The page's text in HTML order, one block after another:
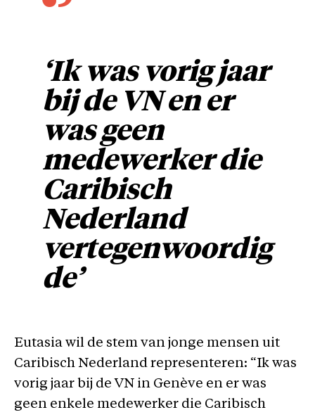
‘Ik was vorig jaar
bij de VN en er
was geen
medewerker die
Caribisch
Nederland
vertegenwoordig
de’
Eutasia wil de stem van jonge mensen uit
Caribisch Nederland representeren: “Ik was
vorig jaar bij de VN in Genève en er was
geen enkele medewerker die Caribisch